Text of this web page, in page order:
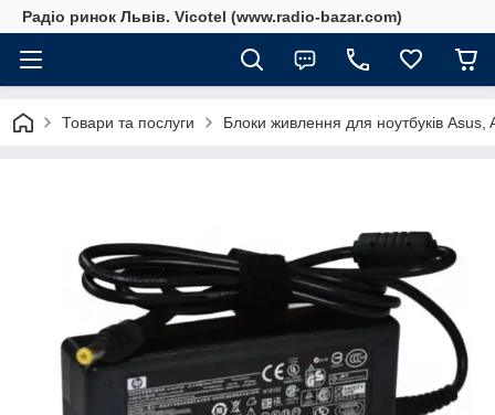
Радіо ринок Львів. Vicotel (www.radio-bazar.com)
Товари та послуги Блоки живлення для ноутбуків